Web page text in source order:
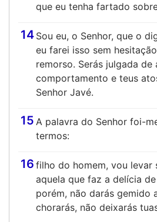
que eu tenha fartado
14 Sou eu, o Senhor, que o
eu farei isso sem
remorso. Serás julgada
comportamento e teus
Senhor Javé.
15 A palavra do Senhor foi-
termos:
16 filho do homem, vou levar
aquela que faz a delícia
porém, não darás gemido
chorarás, não deixarás